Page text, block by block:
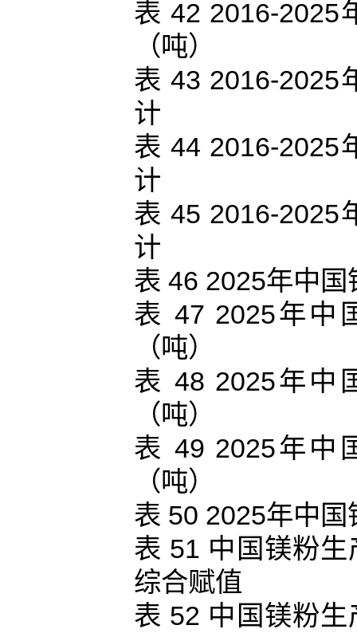
表 42 2016-2025
（吨）
表 43 2016-2025
计
表 44 2016-2025
计
表 45 2016-2025
计
表 46 2025年中
表 47 2025年中
（吨）
表 48 2025年中
（吨）
表 49 2025年中
（吨）
表 50 2025年中
表 51 中国镁粉
综合赋值
表 52 中国镁粉